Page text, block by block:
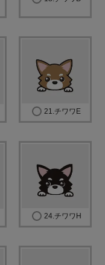
21.チワワE
24.チワワH